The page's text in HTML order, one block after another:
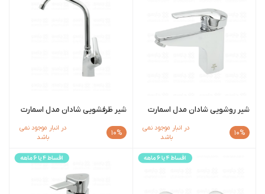
شیر روشویی شادان مدل اسمارت
10%
در انبار موجود نمی
باشد
شیر ظرفشویی شادان مدل اسمارت
10%
در انبار موجود نمی
باشد